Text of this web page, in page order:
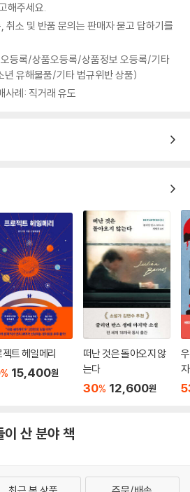
포부로 시작한 이 작품은 두 가지 주제, 즉
지 않은 이 세상에 태어나 방황해야만 한다
리 주위를 둘러싼 존재의 벽을 뚫고 완전한
가로놓인 실존적 딜레마를 취급하고 있다.
서 자칭 철학자 오기 마치의 어린 시절로 시
에 집착하는 형 사이먼, 지적장애아 동생 조
위에 군림하려는 로시 할머니로 이루어진
해 도둑, 강도, 사기, 돈 많은 불구자의 몸종,
는 사람을 끄는 특유의 남성적 매력과 순
간섭에서 벗어나지 못한다. 그러나 겉으
리 자신의 운명을 결정지으려는 숙명 앞에서
인함을 보인다. 항상 “보다 나은 운명을 개
려는 운명이 되지 못한다”며 주위의 간청을
다. 그것은 운명을 뛰어넘어 진정한 자아를
한다. 자기 앞에 놓인 운명의 길 앞에서 당
는 도덕적인 생존과 진정한 자유를 추구해
한다.
넘치는 언어가 완성시킨 현대의 고전
치는 언어 때문이다. 솔 벨로는 전통적인
록했다. 벨로 자신은 이것을 레슬링 용어 c
해주세요.
취소 및 반품 문의는 판매자 묻고 답하기를
등록/상품오등록/상품정보 오등록/기타
유해물품/기타 법규위반 상품)
사례: 직거래 유도
트 헤일메리
% 15,400원
떠난 것은 돌아오지 않
는다
30% 12,600원
이 산 분야 책